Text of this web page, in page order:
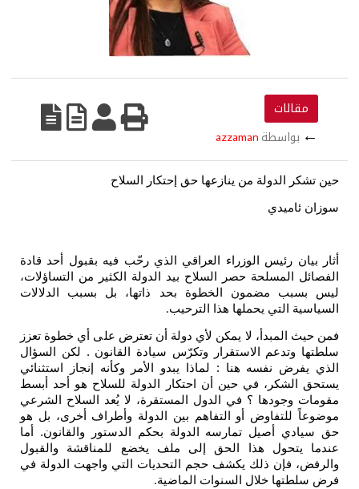
مقالات
← بواسطة azzaman
حين تشكر الدولة من ينازعها حق إحتكار السلاح
سوزان ئاميدي
أثار بيان رئيس الوزراء العراقي الذي رحّب فيه بقبول أحد قادة
الفصائل المسلحة حصر السلاح بيد الدولة الكثير من التساؤلات،
ليس بسبب مضمون الخطوة بحد ذاتها، بل بسبب الدلالات
السياسية التي يحملها هذا الترحيب.
فمن حيث المبدأ، لا يمكن لأي دولة أن تعترض على أي خطوة تعزز
سلطتها وتدعم الاستقرار وتكرّس سيادة القانون . لكن السؤال
الذي يفرض نفسه هنا : لماذا يبدو الأمر وكأنه إنجاز استثنائي
يستحق الشكر، في حين أن احتكار الدولة للسلاح هو أحد أبسط
مقومات وجودها ؟ في الدول المستقرة، لا يُعد السلاح الشرعي
موضوعاً للتفاوض أو التفاهم بين الدولة وأطراف أخرى، بل هو
حق سيادي أصيل تمارسه الدولة بحكم الدستور والقانون. أما
عندما يتحول هذا الحق إلى ملف يخضع للمناقشة والقبول
والرفض، فإن ذلك يكشف حجم التحديات التي واجهت الدولة في
فرض سلطتها خلال السنوات الماضية.